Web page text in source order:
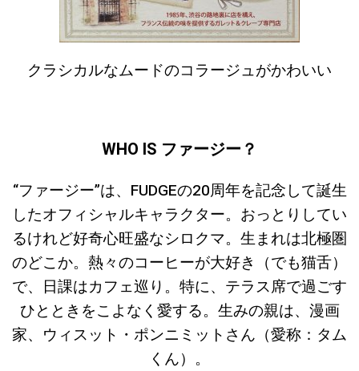
クラシカルなムードのコラージュがかわいい
WHO IS ファージー？
“ファージー”は、FUDGEの20周年を記念して誕生
したオフィシャルキャラクター。おっとりしてい
るけれど好奇心旺盛なシロクマ。生まれは北極圏
のどこか。熱々のコーヒーが大好き（でも猫舌）
で、日課はカフェ巡り。特に、テラス席で過ごす
ひとときをこよなく愛する。生みの親は、漫画
家、ウィスット・ポンニミットさん（愛称：タム
くん）。